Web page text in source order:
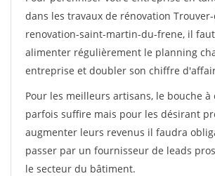
dans les travaux de rénovation
renovation-saint-martin-du-frene, il
alimenter régulièrement le planning
entreprise et doubler son chiffre
Pour les meilleurs artisans, le bouche
parfois suffire mais pour les désirant
augmenter leurs revenus il faudra
passer par un fournisseur de leads
le secteur du bâtiment.